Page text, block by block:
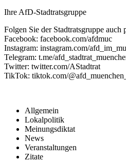
Ihre AfD-Stadtratsgruppe
Folgen Sie der Stadtratsgruppe auch
Facebook: facebook.com/afdmuc
Instagram: instagram.com/
Telegram: t.me/
Twitter: twitter.com/AStadtrat
TikTok: tiktok.com/
Allgemein
Lokalpolitik
Meinungsdiktat
News
Veranstaltungen
Zitate